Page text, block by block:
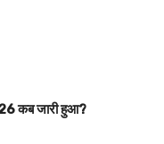
कब जारी हुआ?